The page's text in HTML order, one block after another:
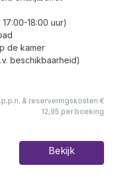
18:00 uur)
de kamer
beschikbaarheid)
& reserveringskosten €
12,95 per boeking
Bekijk